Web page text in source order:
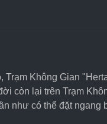
Trạm Không Gian
còn lại trên Trạm
như có thể đặt ngang